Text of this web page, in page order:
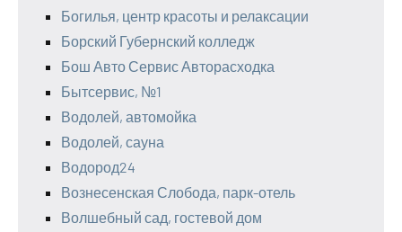
Богилья, центр красоты и релаксации
Борский Губернский колледж
Бош Авто Сервис Авторасходка
Бытсервис, №1
Водолей, автомойка
Водолей, сауна
Водород24
Вознесенская Слобода, парк-отель
Волшебный сад, гостевой дом